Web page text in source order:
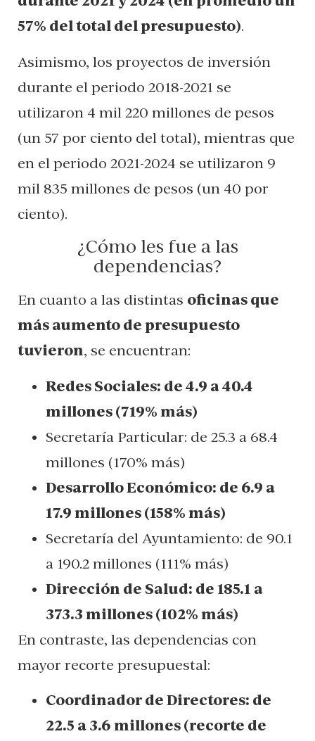
57% del total del presupuesto).
Asimismo, los proyectos de inversión
durante el periodo 2018-2021 se
utilizaron 4 mil 220 millones de pesos
(un 57 por ciento del total), mientras que
en el periodo 2021-2024 se utilizaron 9
mil 835 millones de pesos (un 40 por
ciento).
¿Cómo les fue a las
dependencias?
En cuanto a las distintas oficinas que
más aumento de presupuesto
tuvieron, se encuentran:
Redes Sociales: de 4.9 a 40.4
millones (719% más)
Secretaría Particular: de 25.3 a 68.4
millones (170% más)
Desarrollo Económico: de 6.9 a
17.9 millones (158% más)
Secretaría del Ayuntamiento: de 90.1
a 190.2 millones (111% más)
Dirección de Salud: de 185.1 a
373.3 millones (102% más)
En contraste, las dependencias con
mayor recorte presupuestal:
Coordinador de Directores: de
22.5 a 3.6 millones (recorte de